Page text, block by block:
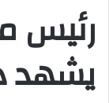
رئيس
يشهد